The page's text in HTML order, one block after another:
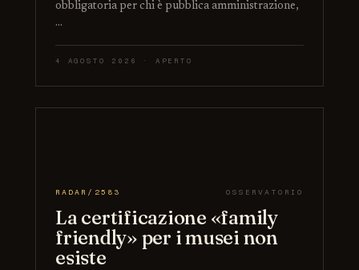
obbligatoria per chi è pubblica amministrazione,
…
4 AGOSTO 2026 · APERTO
RADAR/2583 OSSERVATORIO
La certificazione «family
friendly» per i musei non
esiste